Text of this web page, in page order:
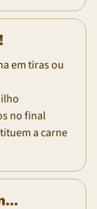
em tiras ou
no final
a carne